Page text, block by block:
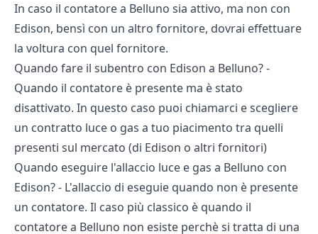
In caso il contatore a Belluno sia attivo, ma non con
Edison, bensì con un altro fornitore, dovrai effettuare
la voltura con quel fornitore.
Quando fare il subentro con Edison a Belluno? -
Quando il contatore è presente ma è stato
disattivato. In questo caso puoi chiamarci e scegliere
un contratto luce o gas a tuo piacimento tra quelli
presenti sul mercato (di Edison o altri fornitori)
Quando eseguire l'allaccio luce e gas a Belluno con
Edison? - L'allaccio di eseguie quando non è presente
un contatore. Il caso più classico è quando il
contatore a Belluno non esiste perchè si tratta di una